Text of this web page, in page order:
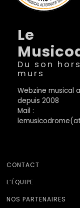
Le
Du son
murs
Webzine musical
depuis 2008
Mail :
CONTACT
L’ÉQUIPE
NOS PARTENAIRES